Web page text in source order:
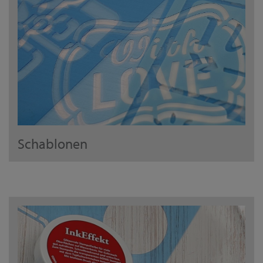
Schablonen